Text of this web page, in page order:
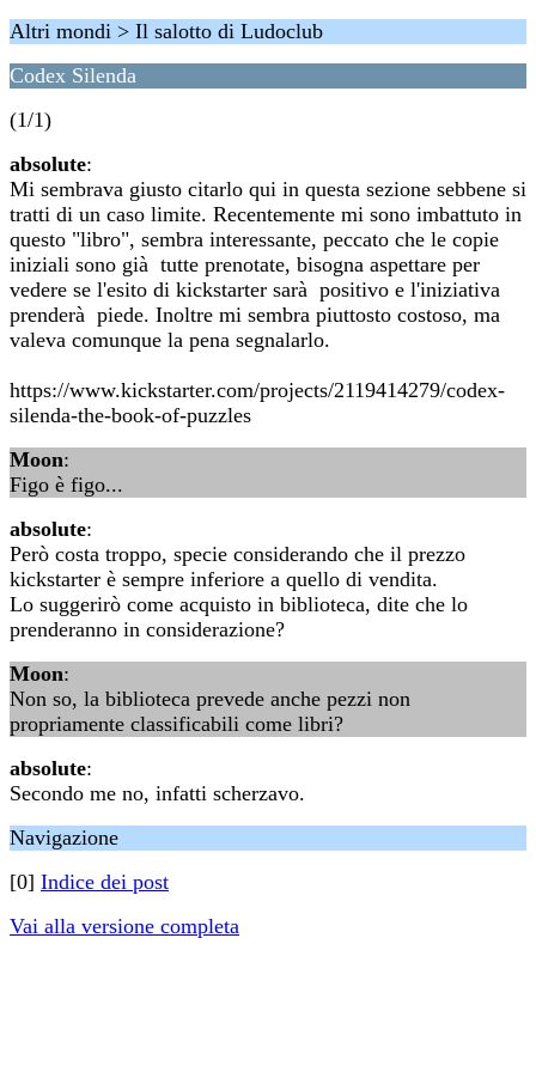
Altri mondi > Il salotto di Ludoclub
Codex Silenda
(1/1)
absolute:
Mi sembrava giusto citarlo qui in questa sezione sebbene si
tratti di un caso limite. Recentemente mi sono imbattuto in
questo "libro", sembra interessante, peccato che le copie
iniziali sono già tutte prenotate, bisogna aspettare per
vedere se l'esito di kickstarter sarà positivo e l'iniziativa
prenderà piede. Inoltre mi sembra piuttosto costoso, ma
valeva comunque la pena segnalarlo.
https://www.kickstarter.com/projects/2119414279/codex-
silenda-the-book-of-puzzles
Moon:
Figo è figo...
absolute:
Però costa troppo, specie considerando che il prezzo
kickstarter è sempre inferiore a quello di vendita.
Lo suggerirò come acquisto in biblioteca, dite che lo
prenderanno in considerazione?
Moon:
Non so, la biblioteca prevede anche pezzi non
propriamente classificabili come libri?
absolute:
Secondo me no, infatti scherzavo.
Navigazione
[0] Indice dei post
Vai alla versione completa